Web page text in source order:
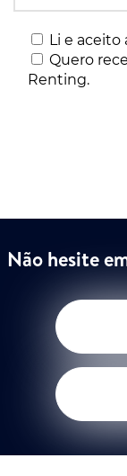
Li e aceito
Quero
Renting.
Não hesite